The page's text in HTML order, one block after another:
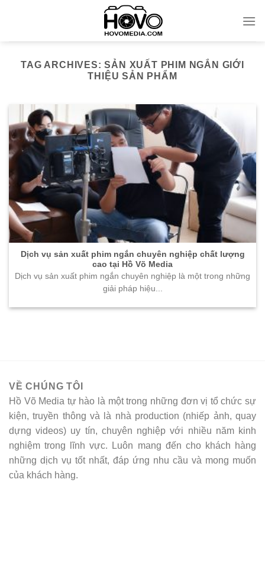
TAG ARCHIVES:SẢN XUẤT PHIM NGẮN GIỚI
THIỆU SẢN PHẨM
Dịch vụ sản xuất phim ngắn chuyên nghiệp chất lượng
cao tại Hồ Võ Media
Dịch vụ sản xuất phim ngắn chuyên nghiệp là một trong những
giải pháp hiệu...
VỀ CHÚNG TÔI
Hồ Võ Media tự hào là một trong những đơn vị tổ chức sự
kiện, truyền thông và là nhà production (nhiếp ảnh, quay
dựng videos) uy tín, chuyên nghiệp với nhiều năm kinh
nghiệm trong lĩnh vực. Luôn mang đến cho khách hàng
những dịch vụ tốt nhất, đáp ứng nhu cầu và mong muốn
của khách hàng.